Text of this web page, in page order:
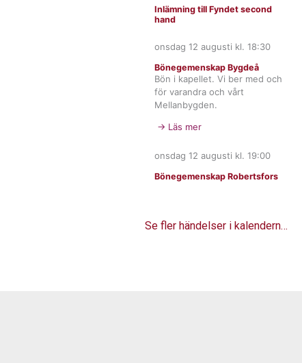
Inlämning till Fyndet second
hand
onsdag 12 augusti kl. 18:30
Bönegemenskap Bygdeå
Bön i kapellet. Vi ber med och
för varandra och vårt
Mellanbygden.
→ Läs mer
onsdag 12 augusti kl. 19:00
Bönegemenskap Robertsfors
Se fler händelser i kalendern…